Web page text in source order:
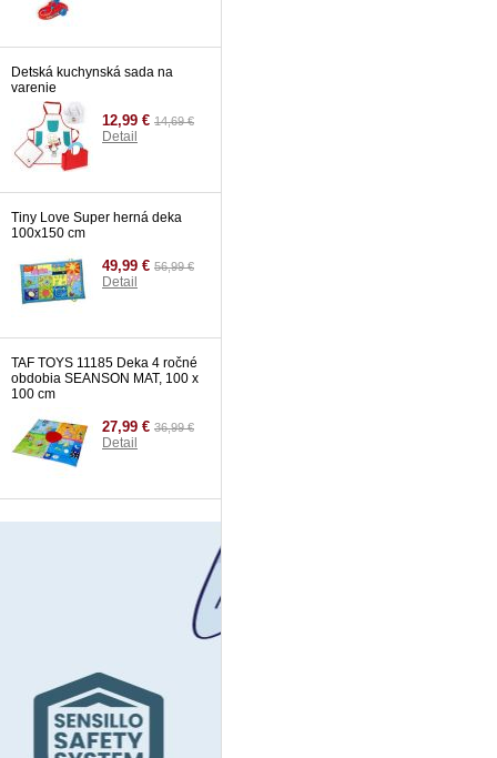
Detská kuchynská sada na
varenie
12,99 € 14,69 €
Detail
Tiny Love Super herná deka
100x150 cm
49,99 € 56,99 €
Detail
TAF TOYS 11185 Deka 4 ročné
obdobia SEANSON MAT, 100 x
100 cm
27,99 € 36,99 €
Detail